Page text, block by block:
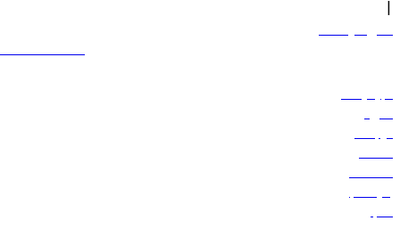
|
الشروط والأحكام
600 544 445
حجز الرحلات
العروض
الوجهات
الأمتعة
المساعدة
إدارة الحجز
الأخبار